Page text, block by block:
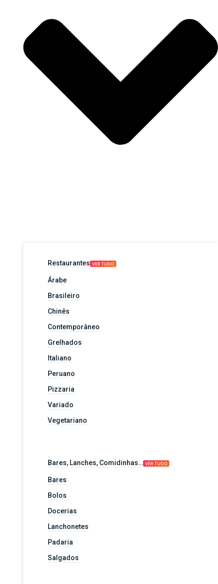
Restaurantes VER TUDO
Árabe
Brasileiro
Chinês
Contemporâneo
Grelhados
Italiano
Peruano
Pizzaria
Variado
Vegetariano
Bares, Lanches, Comidinhas… VER TUDO
Bares
Bolos
Docerias
Lanchonetes
Padaria
Salgados